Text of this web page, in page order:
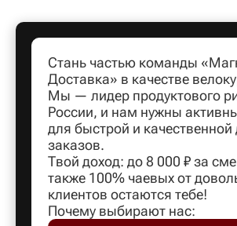
Стань частью команды
Доставка» в качестве
Мы — лидер продуктового
России, и нам нужны
для быстрой и качественной
заказов.
Твой доход: до 8 000 ₽ за
также 100% чаевых от
клиентов остаются тебе!
Почему выбирают нас: